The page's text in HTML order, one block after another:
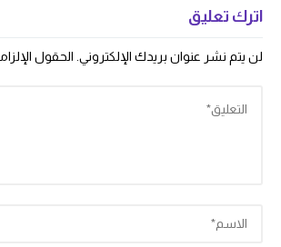
اترك تعليق
لن يتم نشر عنوان بريدك الإلكتروني. الحقول